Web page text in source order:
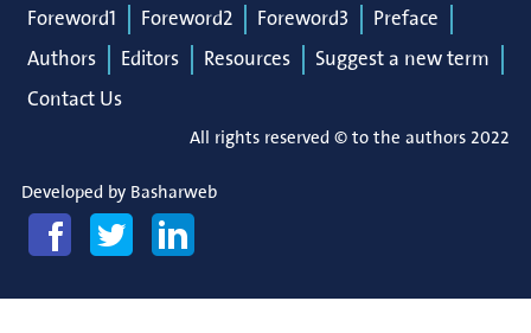
Foreword1 Foreword2 Foreword3
Preface
Authors
Editors Resources
Suggest a new term
Contact Us
All rights reserved © to the authors 2022
Developed by Basharweb